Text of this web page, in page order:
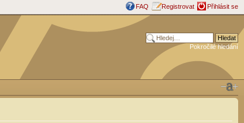
FAQ Registrovat Přihlásit se
Pokročilé hledání